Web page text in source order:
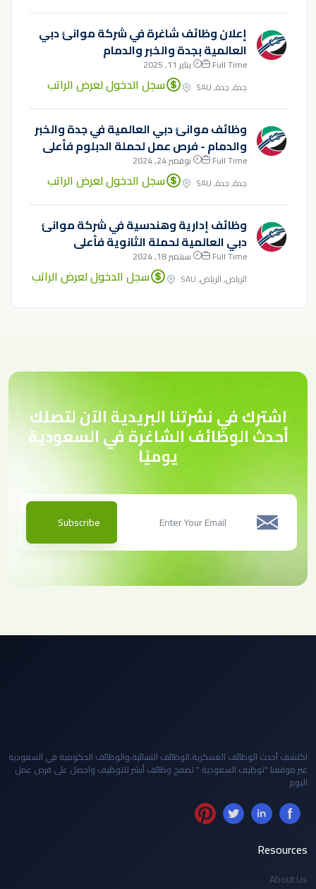
إعلان وظائف شاغرة في شركة موانئ دبي
العالمية بجدة والخبر والدمام
Full Time
يناير 11, 2025
جدة, جدة, SAU
سجل الدخول لعرض الراتب
وظائف موانئ دبي العالمية في جدة والخبر
والدمام - فرص عمل لحملة الدبلوم فأعلى
Full Time
نوفمبر 24, 2024
جدة, جدة, SAU
سجل الدخول لعرض الراتب
وظائف إدارية وهندسية في شركة موانئ
دبي العالمية لحملة الثانوية فأعلى
Full Time
سبتمبر 18, 2024
الرياض, الرياض, SAU
سجل الدخول لعرض الراتب
اشترك في نشرتنا البريدية الآن لتصلك
أحدث الوظائف الشاغرة في السعودية
يوميًا
Subscribe
اكتشف أحدث الوظائف العسكرية،الوظائف النسائية،والوظائف الحكومية في السعودية
عبر موقعنا "توظيف السعودية " تصفح وظائف أبشر للتوظيف واحصل على فرص عمل
اليوم
Resources
About Us